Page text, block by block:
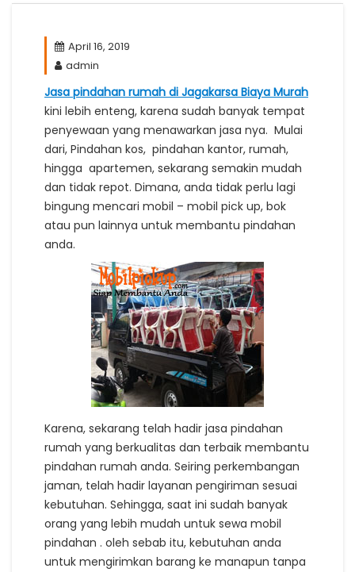
April 16, 2019
admin
Jasa pindahan rumah di Jagakarsa Biaya Murah
kini lebih enteng, karena sudah banyak tempat
penyewaan yang menawarkan jasa nya. Mulai
dari, Pindahan kos, pindahan kantor, rumah,
hingga apartemen, sekarang semakin mudah
dan tidak repot. Dimana, anda tidak perlu lagi
bingung mencari mobil – mobil pick up, bok
atau pun lainnya untuk membantu pindahan
anda.
Karena, sekarang telah hadir jasa pindahan
rumah yang berkualitas dan terbaik membantu
pindahan rumah anda. Seiring perkembangan
jaman, telah hadir layanan pengiriman sesuai
kebutuhan. Sehingga, saat ini sudah banyak
orang yang lebih mudah untuk sewa mobil
pindahan . oleh sebab itu, kebutuhan anda
untuk mengirimkan barang ke manapun tanpa